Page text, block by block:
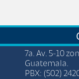
7a. Av. 5-10
Guatemala.
PBX: (502)